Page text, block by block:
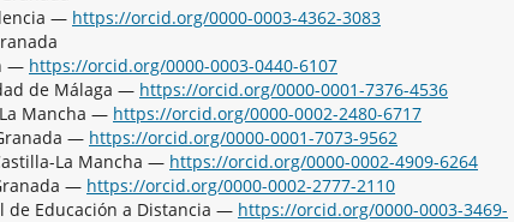
— https://orcid.org/0000-0003-4362-3083
— https://orcid.org/0000-0003-0440-6107
de Málaga — https://orcid.org/0000-0001-7376-4536
Mancha — https://orcid.org/0000-0002-2480-6717
— https://orcid.org/0000-0001-7073-9562
La Mancha — https://orcid.org/0000-0002-4909-6264
— https://orcid.org/0000-0002-2777-2110
de Educación a Distancia — https://orcid.org/0000-0003-3469-